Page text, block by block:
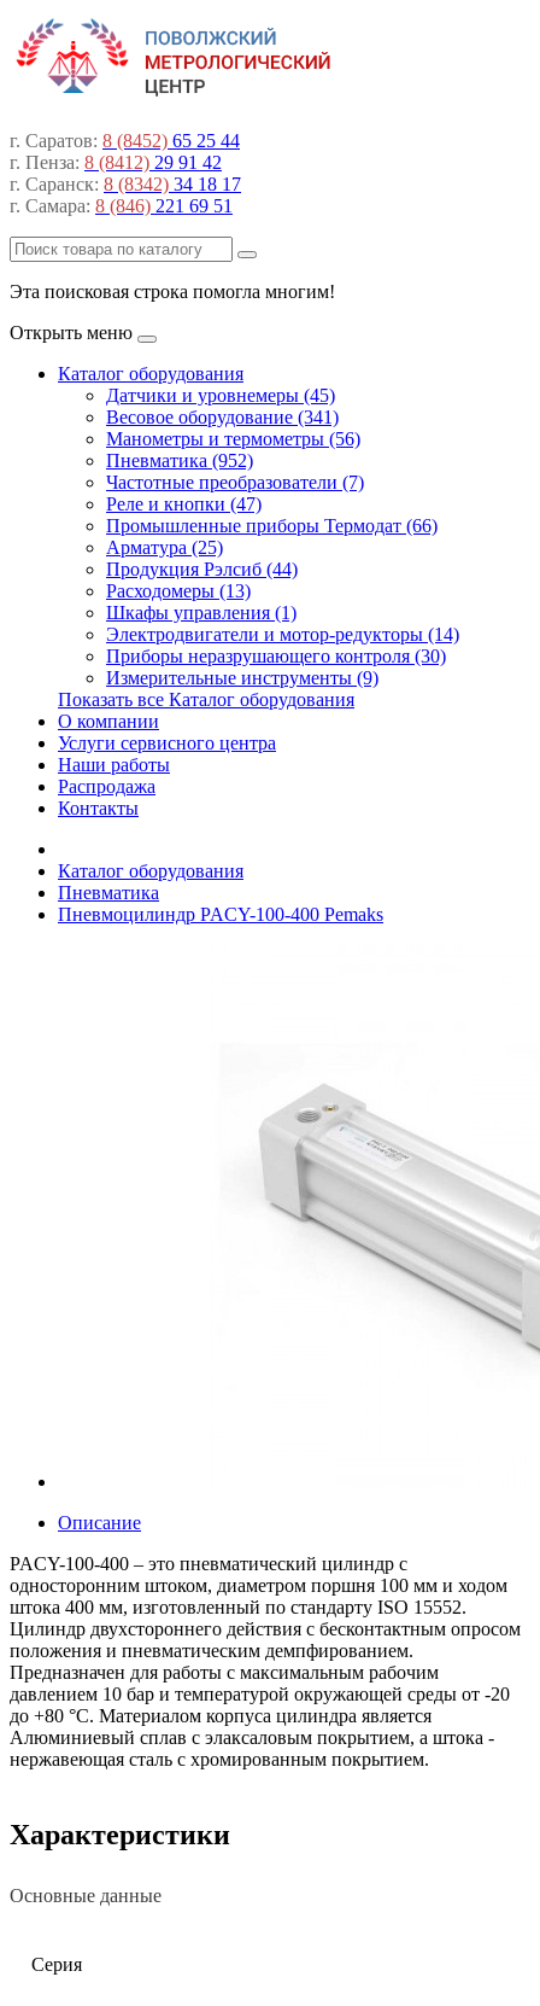
г. Саратов: 8 (8452) 65 25 44
г. Пенза: 8 (8412) 29 91 42
г. Саранск: 8 (8342) 34 18 17
г. Самара: 8 (846) 221 69 51
Эта поисковая строка помогла многим!
Открыть меню
Каталог оборудования
Датчики и уровнемеры (45)
Весовое оборудование (341)
Манометры и термометры (56)
Пневматика (952)
Частотные преобразователи (7)
Реле и кнопки (47)
Промышленные приборы Термодат (66)
Арматура (25)
Продукция Рэлсиб (44)
Расходомеры (13)
Шкафы управления (1)
Электродвигатели и мотор-редукторы (14)
Приборы неразрушающего контроля (30)
Измерительные инструменты (9)
Показать все Каталог оборудования
О компании
Услуги сервисного центра
Наши работы
Распродажа
Контакты
Каталог оборудования
Пневматика
Пневмоцилиндр PACY-100-400 Pemaks
Описание
PACY-100-400 – это пневматический цилиндр с
односторонним штоком, диаметром поршня 100 мм и ходом
штока 400 мм, изготовленный по стандарту ISO 15552.
Цилиндр двухстороннего действия с бесконтактным опросом
положения и пневматическим демпфированием.
Предназначен для работы с максимальным рабочим
давлением 10 бар и температурой окружающей среды от -20
до +80 °C. Материалом корпуса цилиндра является
Алюминиевый сплав с элаксаловым покрытием, а штока -
нержавеющая сталь с хромированным покрытием.
Характеристики
Основные данные
Серия